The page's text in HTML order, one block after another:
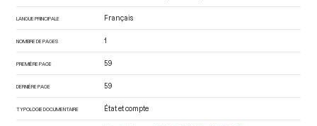
LANGUE PRINCIPALE Français
NOMBRE DE PAGES 1
PREMIÈRE PAGE 59
DERNIÈRE PAGE 59
TYPOLOGIE DOCUMENTAIRE État et compte